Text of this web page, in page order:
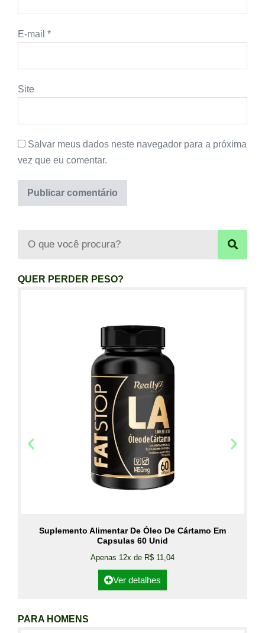
E-mail *
Site
Salvar meus dados neste navegador para a próxima
vez que eu comentar.
QUER PERDER PESO?
Suplemento Alimentar De Óleo De Cártamo Em
Capsulas 60 Unid
Apenas 12x de R$ 11,04
Ver detalhes
PARA HOMENS